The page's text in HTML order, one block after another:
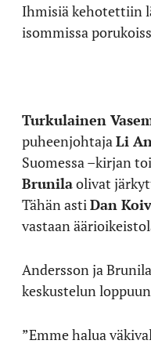
Ihmisiä kehotettiin
isommissa
Turkulainen
puheenjohtaja Li
Suomessa –kirjan
Brunilaolivat
Tähän asti Dan
vastaan
Andersson ja
keskustelun
”Emme halua